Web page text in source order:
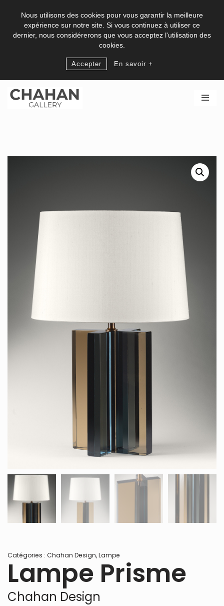
Nous utilisons des cookies pour vous garantir la meilleure
expérience sur notre site. Si vous continuez à utiliser ce
dernier, nous considérerons que vous acceptez l'utilisation des
cookies.
Accepter En savoir +
Catégories : Chahan Design,Lampe
Lampe Prisme
Chahan Design